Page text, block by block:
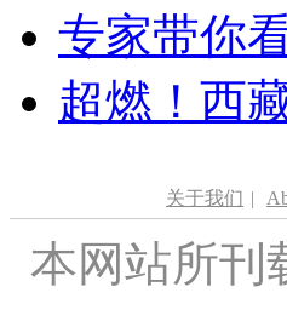
专家带你
超燃！西
关于我们 |
本网站所刊